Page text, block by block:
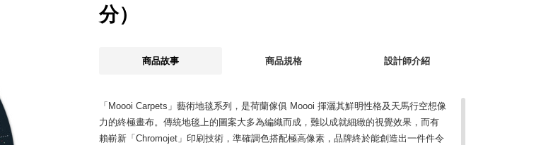
分）
商品故事 商品規格 設計師介紹
「Moooi Carpets」藝術地毯系列，是荷蘭傢俱 Moooi 揮灑其鮮明性格及天馬行空想像
力的終極畫布。傳統地毯上的圖案大多為編織而成，難以成就細緻的視覺效果，而有
賴嶄新「Chromojet」印刷技術，準確調色搭配極高像素，品牌終於能創造出一件件令